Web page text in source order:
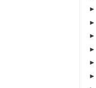
►
►
►
►
►
►